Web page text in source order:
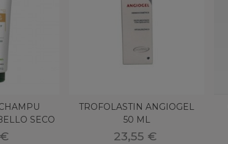
SECO
TROFOLASTIN ANGIOGEL
50 ML
23,55 €